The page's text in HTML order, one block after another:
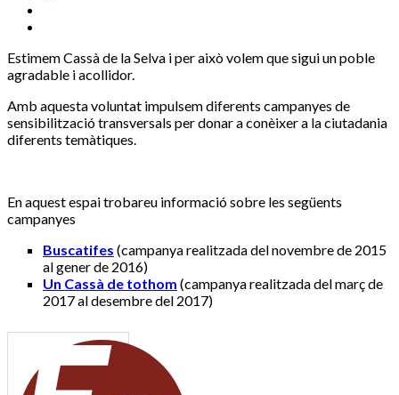
Estimem Cassà de la Selva i per això volem que sigui un poble
agradable i acollidor.
Amb aquesta voluntat impulsem diferents campanyes de
sensibilització transversals per donar a conèixer a la ciutadania
diferents temàtiques.
En aquest espai trobareu informació sobre les següents
campanyes
Buscatifes (campanya realitzada del novembre de 2015
al gener de 2016)
Un Cassà de tothom (campanya realitzada del març de
2017 al desembre del 2017)